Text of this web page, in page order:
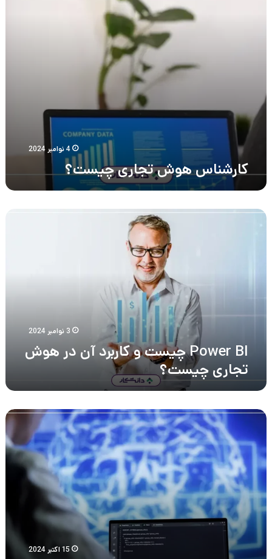
4 نوامبر 2024
کارشناس هوش تجاری چیست؟
Power
تجاری
3 نوامبر 2024
Power BI چیست و کاربرد آن در هوش
تجاری چیست؟
تفاوت
ساینس
با
هوش
مصنوعی
15 اکتبر 2024